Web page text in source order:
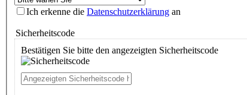
Ich erkenne die Datenschutzerklärung an
Sicherheitscode
Bestätigen Sie bitte den angezeigten Sicherheitscode